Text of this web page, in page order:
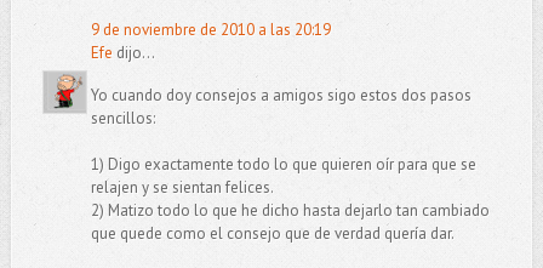
9 de noviembre de 2010 a las 20:19
Efe dijo...
Yo cuando doy consejos a amigos sigo estos dos pasos
sencillos:
1) Digo exactamente todo lo que quieren oír para que se
relajen y se sientan felices.
2) Matizo todo lo que he dicho hasta dejarlo tan cambiado
que quede como el consejo que de verdad quería dar.